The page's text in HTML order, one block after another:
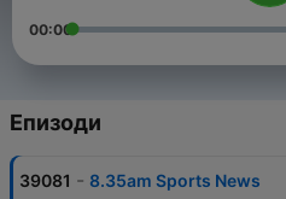
00:00
Епизоди
39081 - 8.35am Sports News